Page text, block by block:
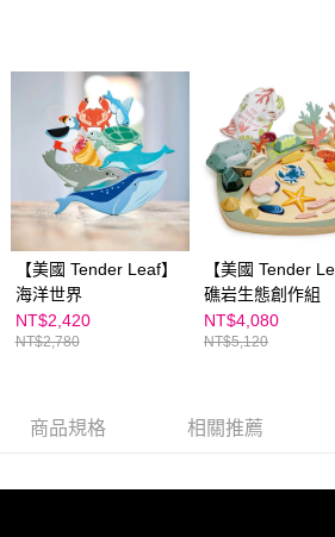
提供個人資料，並將交易相關給付款項請求債
司。
請瀏覽以下網址：
得法定代理人或監護人之同意方可使用
經同意申辦者引起之損失，本公司不負相關責
」時，將依據個別帳號之用戶狀況，依本公司即
；若仍有額度不足之情形，本公司將視審查結果
使用他人資訊註冊。若發現惡意使用之情形，
停止該用戶之使用額度並採取法律行動。
【美國 Tender Leaf】
海洋世界
NT$2,420
NT$2,780
【美國 Tender
礁岩生態創作組
NT$4,080
NT$5,120
商品規格 相關推薦